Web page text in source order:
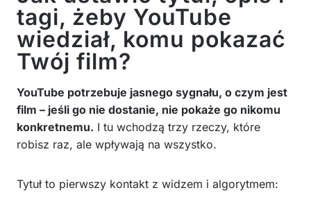
tagi, żeby YouTube
wiedział, komu pokazać
Twój film?
YouTube potrzebuje jasnego sygnału, o czym jest
film – jeśli go nie dostanie, nie pokaże go nikomu
konkretnemu. I tu wchodzą trzy rzeczy, które
robisz raz, ale wpływają na wszystko.
Tytuł to pierwszy kontakt z widzem i algorytmem: